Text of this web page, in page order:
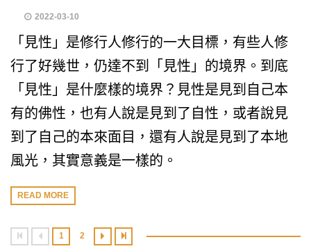
2022-03-10
「見性」是修行人修行的一大目標，有些人修
行了好幾世，仍達不到「見性」的境界。到底
「見性」是什麼樣的境界？見性是見到自己本
有的佛性，也有人說是見到了自性，或者說見
到了自己的本來面目，還有人說是見到了本地
風光，其實意義是一樣的。
READ MORE
1 2